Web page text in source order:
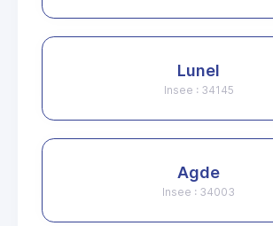
Lunel
Insee : 34145
Agde
Insee : 34003